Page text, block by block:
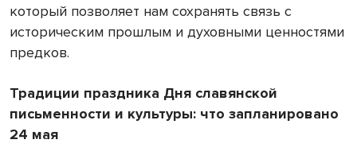
который позволяет нам сохранять связь с
историческим прошлым и духовными ценностями
предков.
Традиции праздника Дня славянской
письменности и культуры: что запланировано
24 мая